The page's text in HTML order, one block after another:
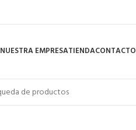
NUESTRA EMPRESATIENDACONTACTO